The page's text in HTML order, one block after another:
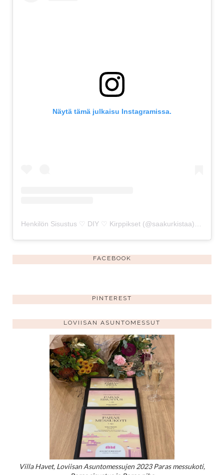
Näytä tämä julkaisu Instagramissa.
Henkilön Sisustus ♡ DIY ♡ Kirppikset (@saakurkistaa) jakama julkaisu
FACEBOOK
PINTEREST
LOVIISAN ASUNTOMESSUT
Villa Havet, Loviisan Asuntomessujen 2023 Paras messukoti,